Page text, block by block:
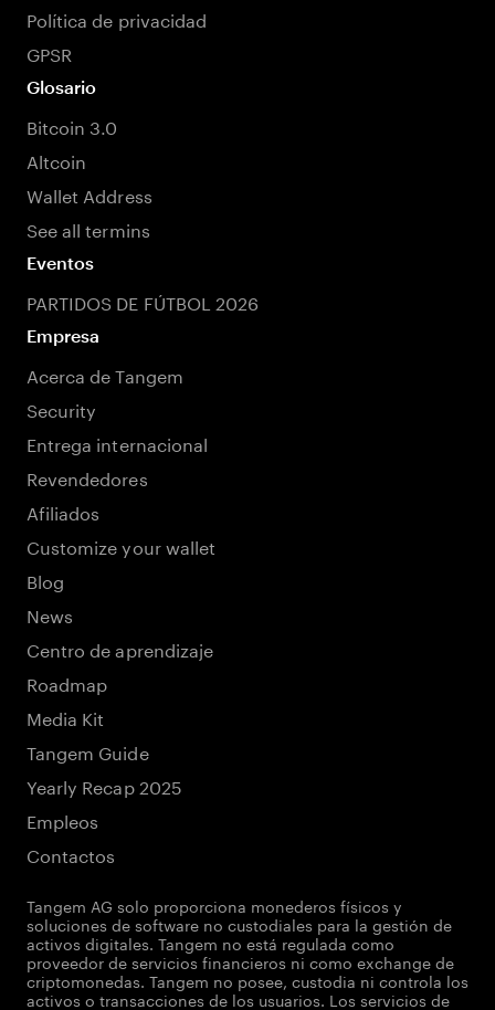
Política de privacidad
GPSR
Glosario
Bitcoin 3.0
Altcoin
Wallet Address
See all termins
Eventos
PARTIDOS DE FÚTBOL 2026
Empresa
Acerca de Tangem
Security
Entrega internacional
Revendedores
Afiliados
Customize your wallet
Blog
News
Centro de aprendizaje
Roadmap
Media Kit
Tangem Guide
Yearly Recap 2025
Empleos
Contactos
Tangem AG solo proporciona monederos físicos y
soluciones de software no custodiales para la gestión de
activos digitales. Tangem no está regulada como
proveedor de servicios financieros ni como exchange de
criptomonedas. Tangem no posee, custodia ni controla los
activos o transacciones de los usuarios. Los servicios de